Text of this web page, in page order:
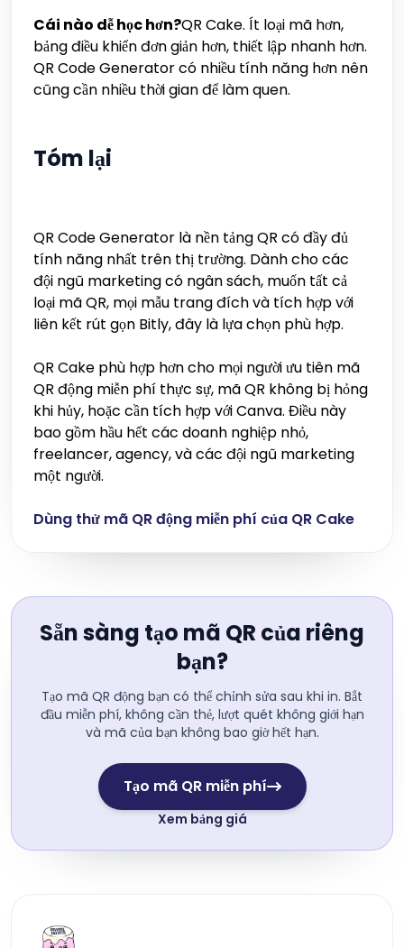
Cái nào dễ học hơn?QR Cake. Ít loại mã hơn,
bảng điều khiển đơn giản hơn, thiết lập nhanh hơn.
QR Code Generator có nhiều tính năng hơn nên
cũng cần nhiều thời gian để làm quen.
Tóm lại
QR Code Generator là nền tảng QR có đầy đủ
tính năng nhất trên thị trường. Dành cho các
đội ngũ marketing có ngân sách, muốn tất cả
loại mã QR, mọi mẫu trang đích và tích hợp với
liên kết rút gọn Bitly, đây là lựa chọn phù hợp.
QR Cake phù hợp hơn cho mọi người ưu tiên mã
QR động miễn phí thực sự, mã QR không bị hỏng
khi hủy, hoặc cần tích hợp với Canva. Điều này
bao gồm hầu hết các doanh nghiệp nhỏ,
freelancer, agency, và các đội ngũ marketing
một người.
Dùng thử mã QR động miễn phí của QR Cake
Sẵn sàng tạo mã QR của riêng
bạn?
Tạo mã QR động bạn có thể chỉnh sửa sau khi in. Bắt
đầu miễn phí, không cần thẻ, lượt quét không giới hạn
và mã của bạn không bao giờ hết hạn.
Tạo mã QR miễn phí
Xem bảng giá